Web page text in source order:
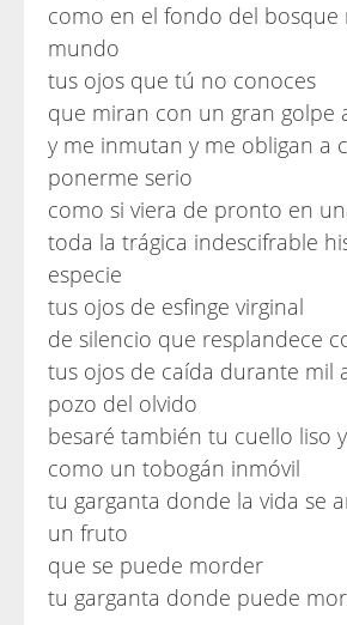
como en el fondo del bosque
mundo
tus ojos que tú no conoces
que miran con un gran golpe
y me inmutan y me obligan a
ponerme serio
como si viera de pronto en
toda la trágica indescifrable
especie
tus ojos de esfinge virginal
de silencio que resplandece
tus ojos de caída durante mil
pozo del olvido
besaré también tu cuello liso
como un tobogán inmóvil
tu garganta donde la vida se
un fruto
que se puede morder
tu garganta donde puede